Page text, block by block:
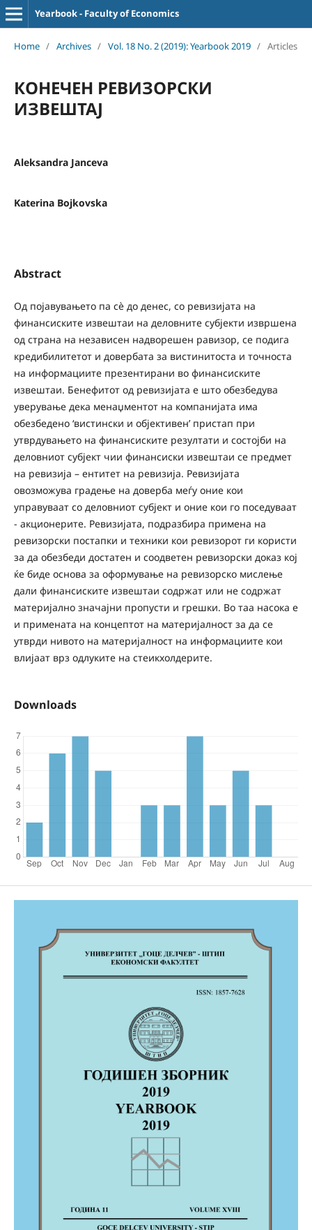
Yearbook - Faculty of Economics
Home / Archives / Vol. 18 No. 2 (2019): Yearbook 2019 / Articles
КОНЕЧЕН РЕВИЗОРСКИ
ИЗВЕШТАЈ
Aleksandra Janceva
Katerina Bojkovska
Abstract
Од појавувањето па сѐ до денес, со ревизијата на
финансиските извештаи на деловните субјекти извршена
од страна на независен надворешен равизор, се подига
кредибилитетот и довербата за вистинитоста и точноста
на информациите презентирани во финансиските
извештаи. Бенефитот од ревизијата е што обезбедува
уверување дека менаџментот на компанијата има
обезбедено ‘вистински и објективен’ пристап при
утврдувањето на финансиските резултати и состојби на
деловниот субјект чии финансиски извештаи се предмет
на ревизија – ентитет на ревизија. Ревизијата
овозможува градење на доверба меѓу оние кои
управуваат со деловниот субјект и оние кои го поседуваат
- акционерите. Ревизијата, подразбира примена на
ревизорски постапки и техники кои ревизорот ги користи
за да обезбеди достатен и соодветен ревизорски доказ кој
ќе биде основа за оформување на ревизорско мислење
дали финансиските извештаи содржат или не содржат
материјално значајни пропусти и грешки. Во таа насока е
и примената на концептот на материјалност за да се
утврди нивото на материјалност на информациите кои
влијаат врз одлуките на стеикхолдерите.
Downloads